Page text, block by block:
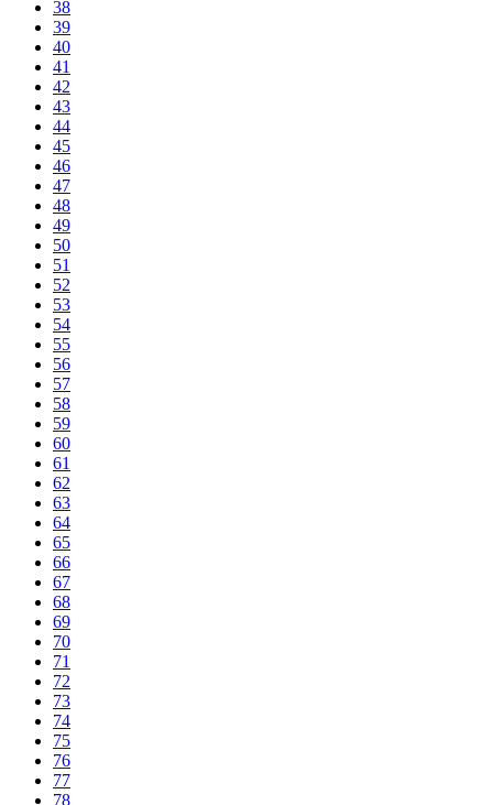
38
39
40
41
42
43
44
45
46
47
48
49
50
51
52
53
54
55
56
57
58
59
60
61
62
63
64
65
66
67
68
69
70
71
72
73
74
75
76
77
78